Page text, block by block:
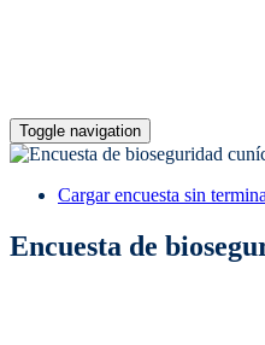
Toggle navigation
Cargar encuesta sin
Encuesta de